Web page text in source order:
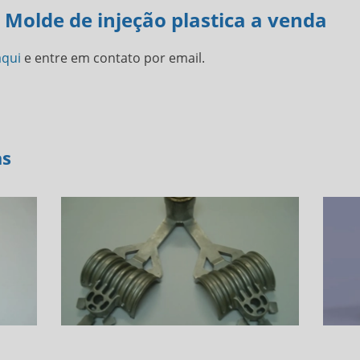
de injeção plastica a venda
e entre em contato por email.